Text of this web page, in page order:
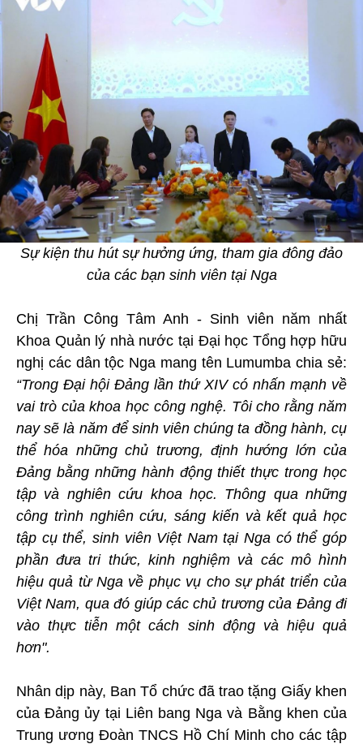
Sự kiện thu hút sự hưởng ứng, tham gia đông đảo
của các bạn sinh viên tại Nga
Chị Trần Công Tâm Anh - Sinh viên năm nhất
Khoa Quản lý nhà nước tại Đại học Tổng hợp hữu
nghị các dân tộc Nga mang tên Lumumba chia sẻ:
“Trong Đại hội Đảng lần thứ XIV có nhấn mạnh về
vai trò của khoa học công nghệ. Tôi cho rằng năm
nay sẽ là năm để sinh viên chúng ta đồng hành, cụ
thể hóa những chủ trương, định hướng lớn của
Đảng bằng những hành động thiết thực trong học
tập và nghiên cứu khoa học. Thông qua những
công trình nghiên cứu, sáng kiến và kết quả học
tập cụ thể, sinh viên Việt Nam tại Nga có thể góp
phần đưa tri thức, kinh nghiệm và các mô hình
hiệu quả từ Nga về phục vụ cho sự phát triển của
Việt Nam, qua đó giúp các chủ trương của Đảng đi
vào thực tiễn một cách sinh động và hiệu quả
hơn".
Nhân dịp này, Ban Tổ chức đã trao tặng Giấy khen
của Đảng ủy tại Liên bang Nga và Bằng khen của
Trung ương Đoàn TNCS Hồ Chí Minh cho các tập